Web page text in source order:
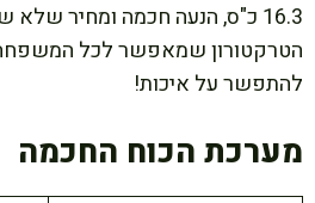
16.3 כ"ס, הנעה חכמה ומחיר
הטרקטורון שמאפשר לכל
להתפשר על איכות!
מערכת הכוח החכמה